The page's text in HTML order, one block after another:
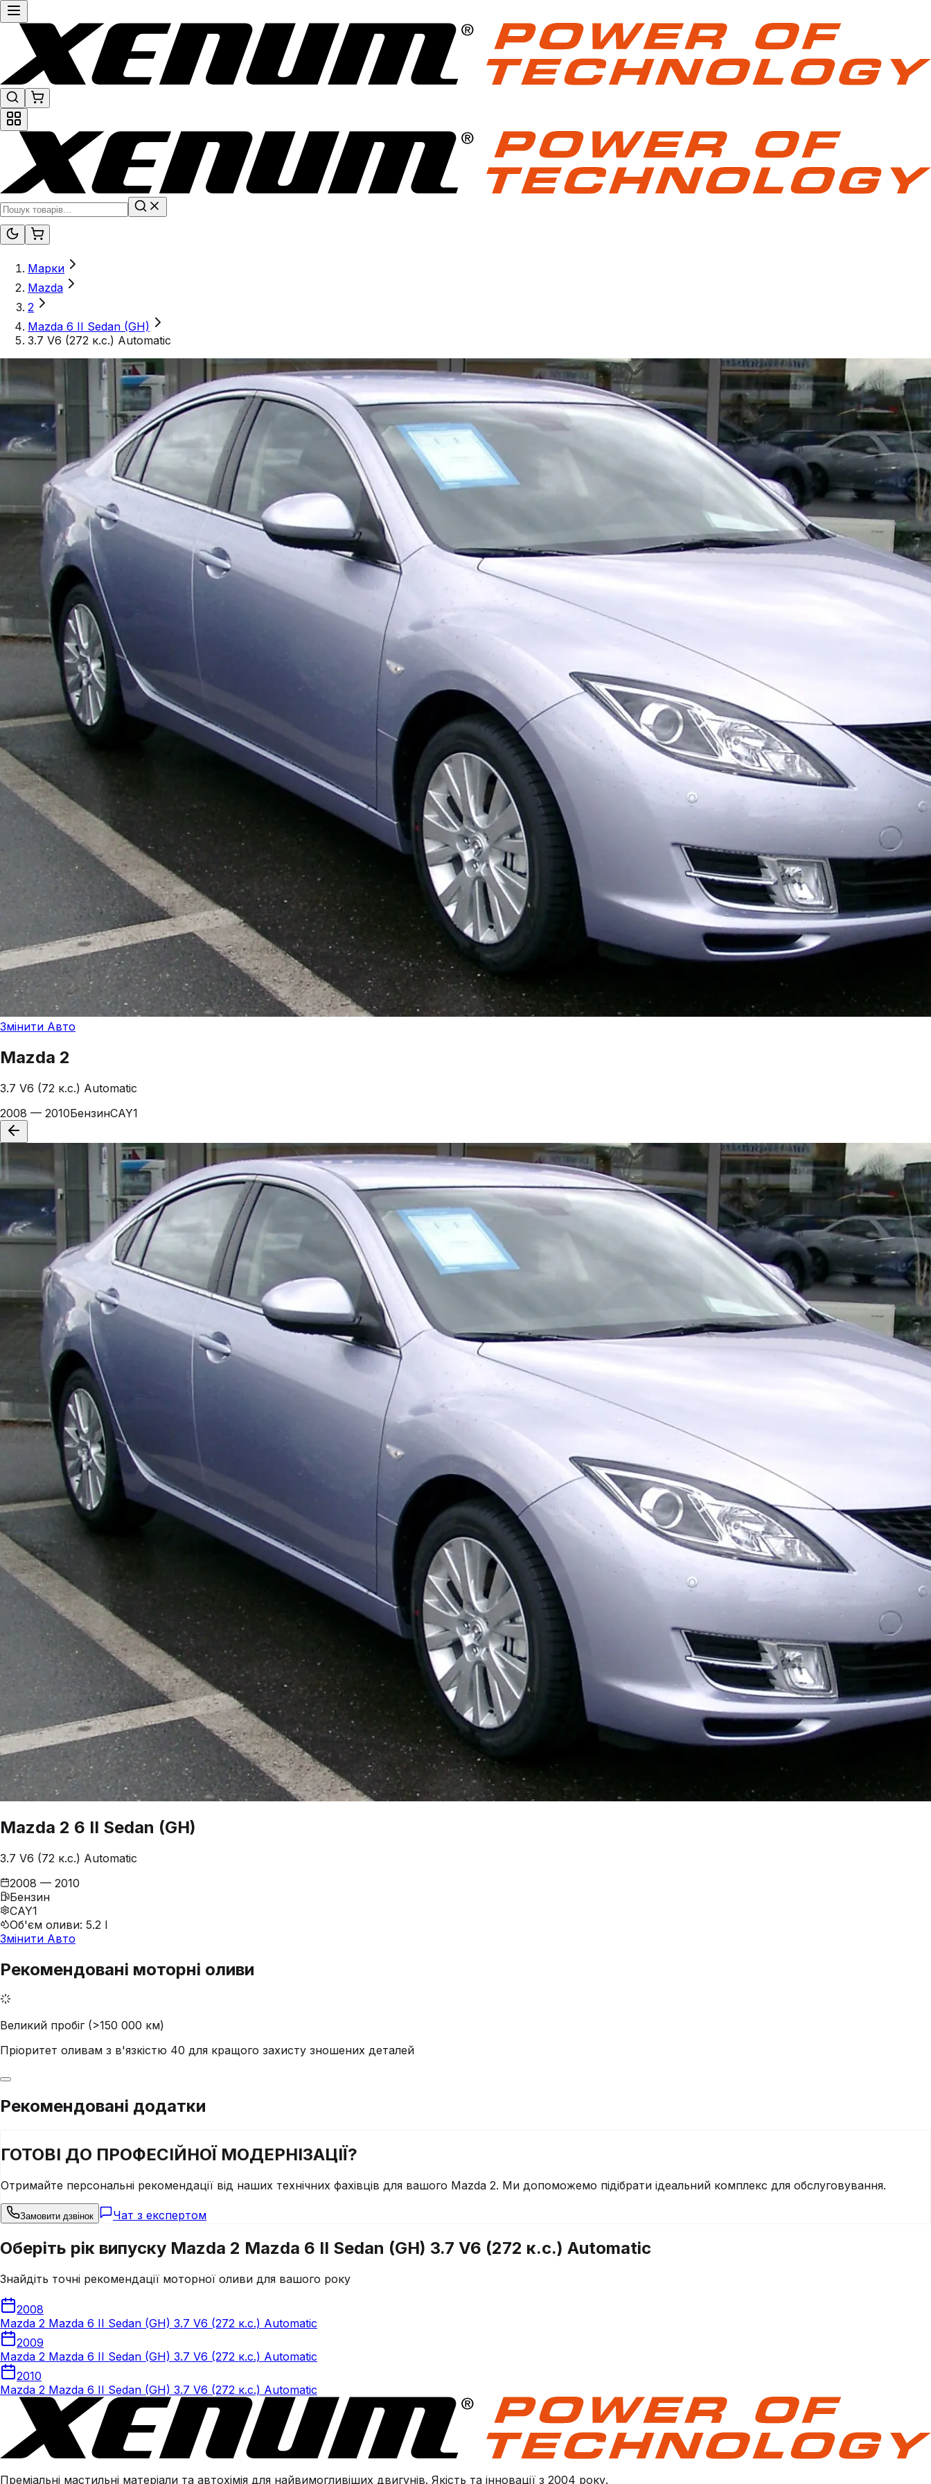
Марки
Mazda
2
Mazda 6 II Sedan (GH)
3.7 V6 (272 к.с.) Automatic
Змінити Авто
Mazda 2
3.7 V6 (72 к.с.) Automatic
2008 — 2010БензинCAY1
Mazda 2 6 II Sedan (GH)
3.7 V6 (72 к.с.) Automatic
2008 — 2010
Бензин
CAY1
Об'єм оливи: 5.2 l
Змінити Авто
Рекомендовані моторні оливи
Великий пробіг (>150 000 км)
Пріоритет оливам з в'язкістю 40 для кращого захисту зношених деталей
Рекомендовані додатки
ГОТОВІ ДО ПРОФЕСІЙНОЇ МОДЕРНІЗАЦІЇ?
Отримайте персональні рекомендації від наших технічних фахівців для вашого Mazda 2. Ми допоможемо підібрати ідеальний комплекс для обслуговування.
Замовити дзвінок Чат з експертом
Оберіть рік випуску Mazda 2 Mazda 6 II Sedan (GH) 3.7 V6 (272 к.с.) Automatic
Знайдіть точні рекомендації моторної оливи для вашого року
2008
Mazda 2 Mazda 6 II Sedan (GH) 3.7 V6 (272 к.с.) Automatic
2009
Mazda 2 Mazda 6 II Sedan (GH) 3.7 V6 (272 к.с.) Automatic
2010
Mazda 2 Mazda 6 II Sedan (GH) 3.7 V6 (272 к.с.) Automatic
Преміальні мастильні матеріали та автохімія для найвимогливіших двигунів. Якість та інновації з 2004 року.